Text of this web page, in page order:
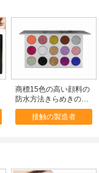
商標15色の高い顔料の
防水方法きらめきのア
イシャドウのパレット
を受け入れて下さい
接触の製造者